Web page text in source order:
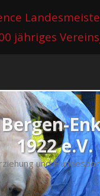
jähriges
Bergen-
1922 e.V.
und